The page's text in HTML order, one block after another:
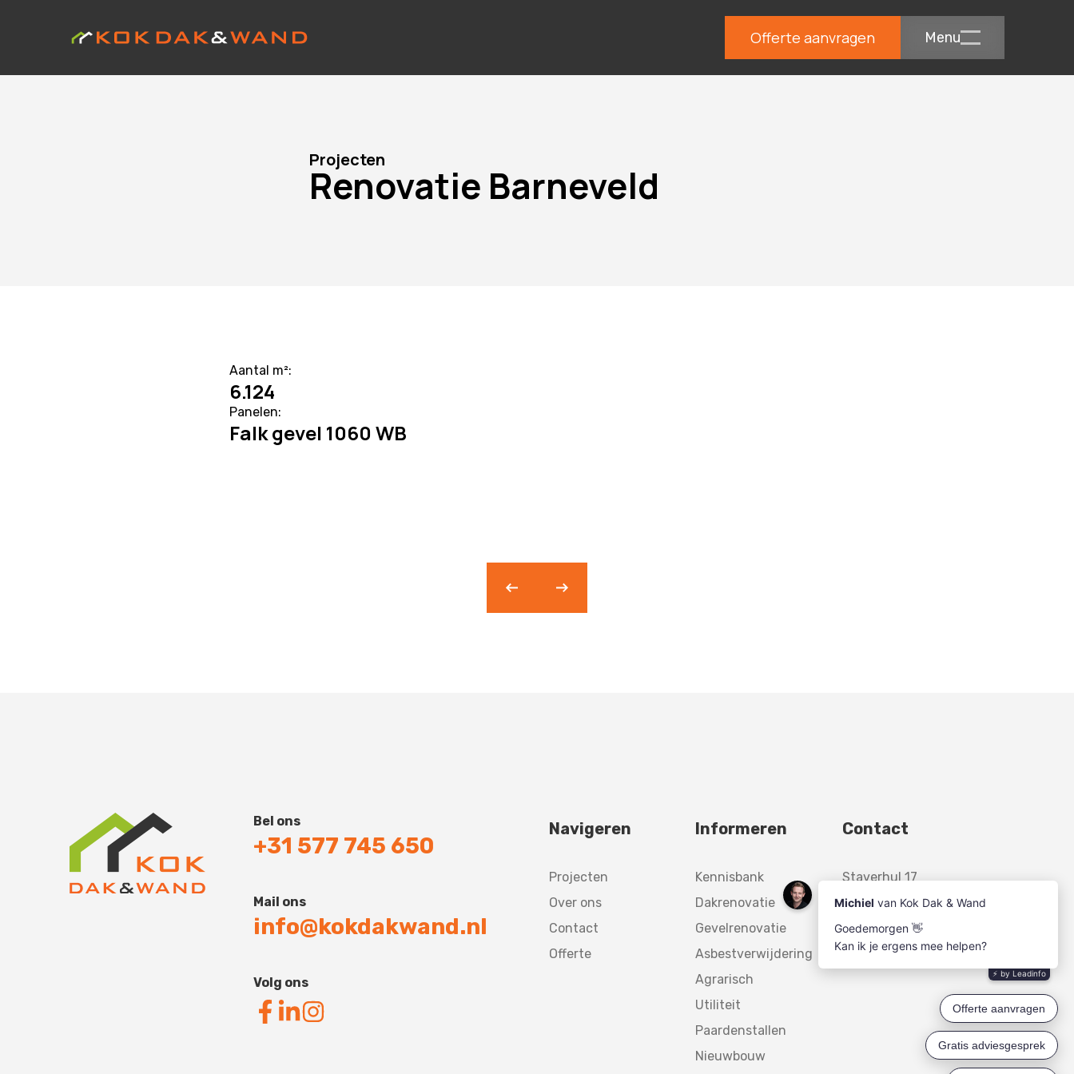
Offerte aanvragen Menu
Projecten
Renovatie Barneveld
Aantal m²:
6.124
Panelen:
Falk gevel 1060 WB
Bel ons
+31 577 745 650
Mail ons
info@kokdakwand.nl
Volg ons
Navigeren
Projecten
Over ons
Contact
Offerte
Informeren
Kennisbank
Dakrenovatie
Gevelrenovatie
Asbestverwijdering
Agrarisch
Utiliteit
Paardenstallen
Nieuwbouw
Contact
Staverhul 17
3888 MR,
Uddel